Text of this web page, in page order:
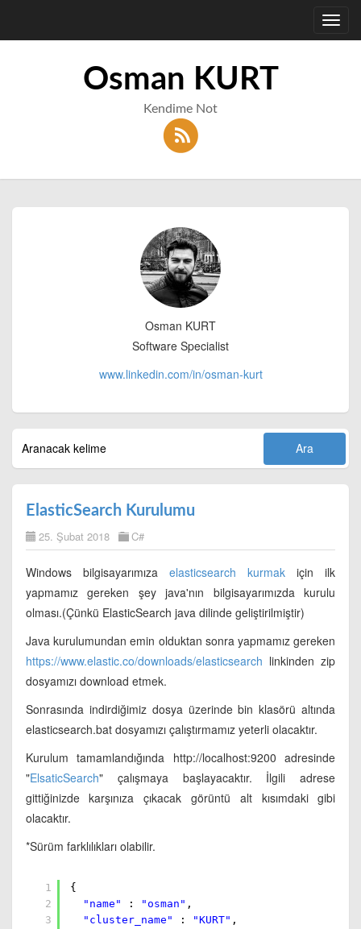
Osman KURT
Kendime Not
Osman KURT
Software Specialist
www.linkedin.com/in/osman-kurt
ElasticSearch Kurulumu
25. Şubat 2018 C#
Windows bilgisayarımıza elasticsearch kurmak için ilk
yapmamız gereken şey java'nın bilgisayarımızda kurulu
olması.(Çünkü ElasticSearch java dilinde geliştirilmiştir)
Java kurulumundan emin olduktan sonra yapmamız gereken
https://www.elastic.co/downloads/elasticsearch linkinden zip
dosyamızı download etmek.
Sonrasında indirdiğimiz dosya üzerinde bin klasörü altında
elasticsearch.bat dosyamızı çalıştırmamız yeterli olacaktır.
Kurulum tamamlandığında http://localhost:9200 adresinde
"ElsaticSearch" çalışmaya başlayacaktır. İlgili adrese
gittiğinizde karşınıza çıkacak görüntü alt kısımdaki gibi
olacaktır.
*Sürüm farklılıkları olabilir.
1
2
3
{
"name"
: "osman" ,
"cluster_name"
: "KURT" ,